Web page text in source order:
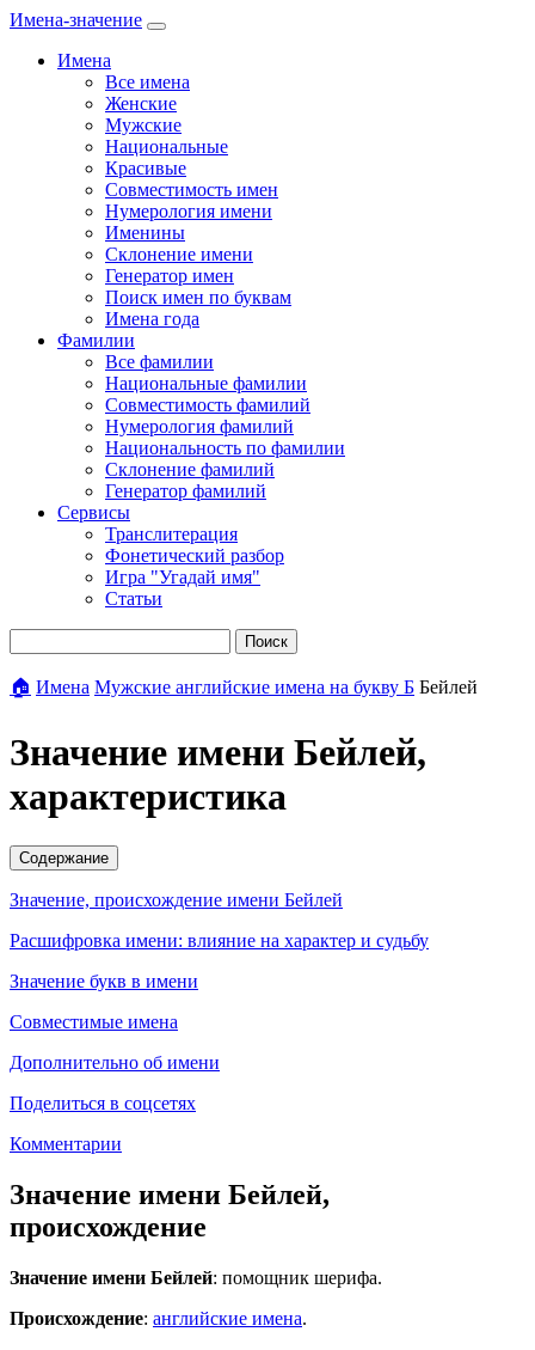
Имена-значение
Имена
Все имена
Женские
Мужские
Национальные
Красивые
Совместимость имен
Нумерология имени
Именины
Склонение имени
Генератор имен
Поиск имен по буквам
Имена года
Фамилии
Все фамилии
Национальные фамилии
Совместимость фамилий
Нумерология фамилий
Национальность по фамилии
Склонение фамилий
Генератор фамилий
Сервисы
Транслитерация
Фонетический разбор
Игра "Угадай имя"
Статьи
Поиск
🏠 Имена Мужские английские имена на букву Б Бейлей
Значение имени Бейлей,
характеристика
Содержание
Значение, происхождение имени Бейлей
Расшифровка имени: влияние на характер и судьбу
Значение букв в имени
Совместимые имена
Дополнительно об имени
Поделиться в соцсетях
Комментарии
Значение имени Бейлей,
происхождение
Значение имени Бейлей: помощник шерифа.
Происхождение: английские имена.